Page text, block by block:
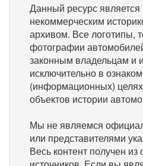
Данный ресурс
некоммерческим
архивом. Все логотипы,
фотографии
законным владельцам и
исключительно в
(информационных)
объектов истории
Мы не являемся
или представителями
Весь контент получен из